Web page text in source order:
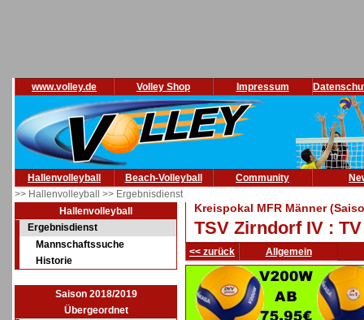
www.volley.de Volley Shop Impressum
Hallenvolleyball Beach-Volleyball Community
>> Hallenvolleyball >> Ergebnisdienst
Hallenvolleyball
Ergebnisdienst
Mannschaftssuche
Historie
Saison 2018/2019
Übergeordnet
Kreispokal MFR Männer
TSV Zirndorf IV :
<< zurück Allgemein